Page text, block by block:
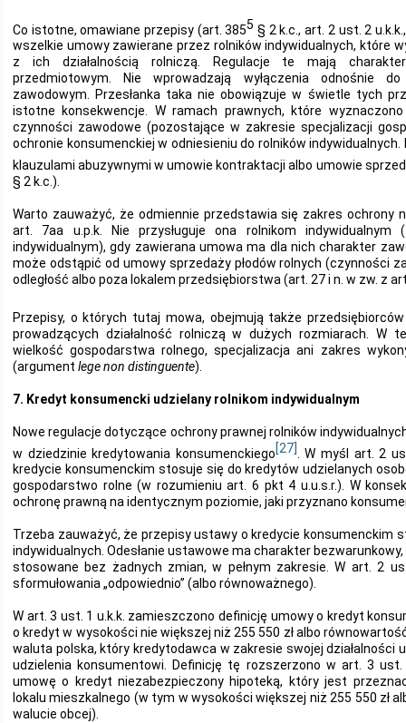
Co istotne, omawiane przepisy (art. 3855 § 2 k.c., art. 2 ust. 2
wszelkie umowy zawierane przez rolników indywidualnych, które
z ich działalnością rolniczą. Regulacje te mają
przedmiotowym. Nie wprowadzają wyłączenia odnośnie
zawodowym. Przesłanka taka nie obowiązuje w świetle tych
istotne konsekwencje. W ramach prawnych, które
czynności zawodowe (pozostające w zakresie specjalizacji
ochronie konsumenckiej w odniesieniu do rolników
klauzulami abuzywnymi w umowie kontraktacji albo umowie
§ 2 k.c.).
Warto zauważyć, że odmiennie przedstawia się zakres ochrony
art. 7aa u.p.k. Nie przysługuje ona rolnikom indywidualnym
indywidualnym), gdy zawierana umowa ma dla nich charakter
może odstąpić od umowy sprzedaży płodów rolnych (czynności
odległość albo poza lokalem przedsiębiorstwa (art. 27 i n. w zw. z
Przepisy, o których tutaj mowa, obejmują także
prowadzących działalność rolniczą w dużych rozmiarach. W
wielkość gospodarstwa rolnego, specjalizacja ani zakres
(argument lege non distinguente).
7. Kredyt konsumencki udzielany rolnikom indywidualnym
Nowe regulacje dotyczące ochrony prawnej rolników
w dziedzinie kredytowania konsumenckiego[27]
. W myśl art. 2
kredycie konsumenckim stosuje się do kredytów udzielanych
gospodarstwo rolne (w rozumieniu art. 6 pkt 4 u.u.s.r.). W
ochronę prawną na identycznym poziomie, jaki przyznano
Trzeba zauważyć, że przepisy ustawy o kredycie konsumenckim
indywidualnych. Odesłanie ustawowe ma charakter
stosowane bez żadnych zmian, w pełnym zakresie. W art. 2
sformułowania „odpowiednio” (albo równoważnego).
W art. 3 ust. 1 u.k.k. zamieszczono definicję umowy o kredyt
o kredyt w wysokości nie większej niż 255 550 zł albo
waluta polska, który kredytodawca w zakresie swojej działalności
udzielenia konsumentowi. Definicję tę rozszerzono w art. 3
umowę o kredyt niezabezpieczony hipoteką, który jest
lokalu mieszkalnego (w tym w wysokości większej niż 255 550 zł
walucie obcej).